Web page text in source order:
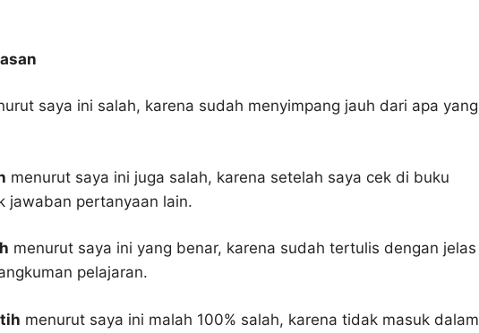
saya ini salah, karena sudah menyimpang jauh dari apa yang
menurut saya ini juga salah, karena setelah saya cek di buku
jawaban pertanyaan lain.
menurut saya ini yang benar, karena sudah tertulis dengan jelas
pelajaran.
menurut saya ini malah 100% salah, karena tidak masuk dalam